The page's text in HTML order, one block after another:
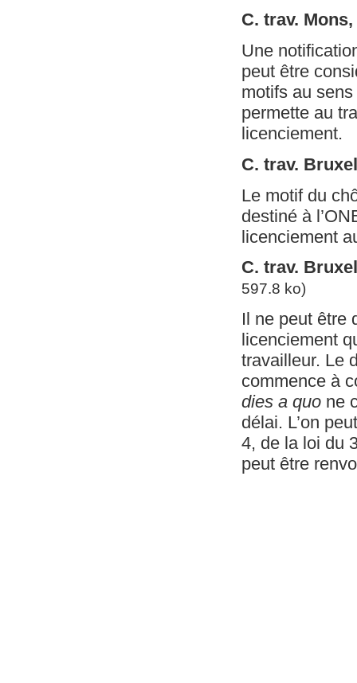
C. trav.
Une
peut être
motifs au sens
permette au
licenciement.
C. trav.
Le motif du
destiné à
licenciement
C. trav.
597.8 ko)
Il ne peut être
licenciement
travailleur. Le
commence à
dies a quone
délai. L’on
4, de la loi du
peut être